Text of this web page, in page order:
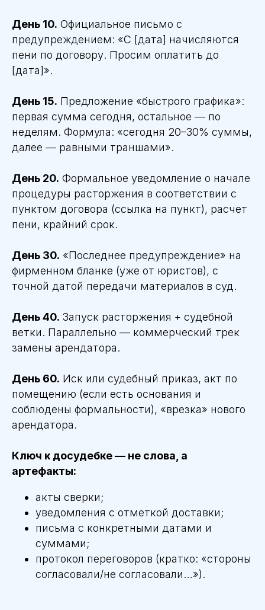
День 10. Официальное письмо с
предупреждением: «С [дата] начисляются
пени по договору. Просим оплатить до
[дата]».
День 15. Предложение «быстрого графика»:
первая сумма сегодня, остальное — по
неделям. Формула: «сегодня 20–30% суммы,
далее — равными траншами».
День 20. Формальное уведомление о начале
процедуры расторжения в соответствии с
пунктом договора (ссылка на пункт), расчет
пени, крайний срок.
День 30. «Последнее предупреждение» на
фирменном бланке (уже от юристов), с
точной датой передачи материалов в суд.
День 40. Запуск расторжения + судебной
ветки. Параллельно — коммерческий трек
замены арендатора.
День 60. Иск или судебный приказ, акт по
помещению (если есть основания и
соблюдены формальности), «врезка» нового
арендатора.
Ключ к досудебке — не слова, а
артефакты:
акты сверки;
уведомления с отметкой доставки;
письма с конкретными датами и
суммами;
протокол переговоров (кратко: «стороны
согласовали/не согласовали…»).